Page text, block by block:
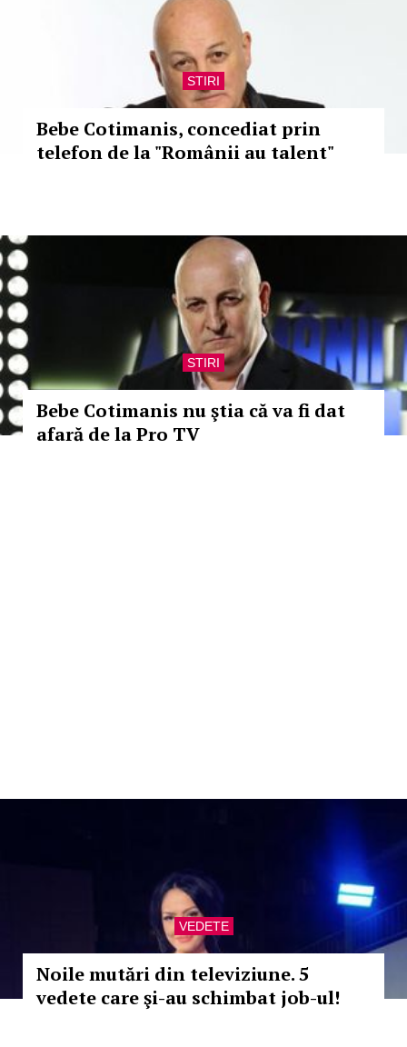
STIRI
Bebe Cotimanis, concediat prin
telefon de la "Românii au talent"
STIRI
Bebe Cotimanis nu ştia că va fi dat
afară de la Pro TV
VEDETE
Noile mutări din televiziune. 5
vedete care şi-au schimbat job-ul!